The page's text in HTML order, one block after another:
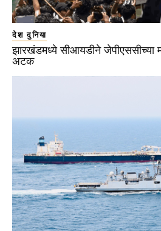
देश दुनिया
झारखंडमध्ये सीआयडीने जेपीएससीच्या
अटक